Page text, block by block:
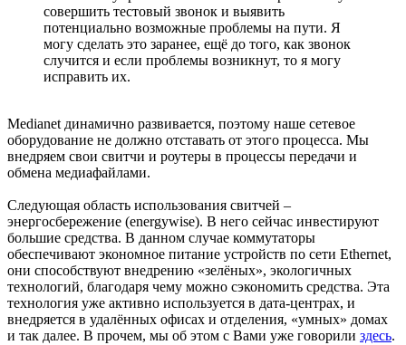
совершить тестовый звонок и выявить
потенциально возможные проблемы на пути. Я
могу сделать это заранее, ещё до того, как звонок
случится и если проблемы возникнут, то я могу
исправить их.
Medianet динамично развивается, поэтому наше сетевое
оборудование не должно отставать от этого процесса. Мы
внедряем свои свитчи и роутеры в процессы передачи и
обмена медиафайлами.
Следующая область использования свитчей –
энергосбережение (energywise). В него сейчас инвестируют
большие средства. В данном случае коммутаторы
обеспечивают экономное питание устройств по сети Ethernet,
они способствуют внедрению «зелёных», экологичных
технологий, благодаря чему можно сэкономить средства. Эта
технология уже активно используется в дата-центрах, и
внедряется в удалённых офисах и отделения, «умных» домах
и так далее. В прочем, мы об этом с Вами уже говорили здесь.